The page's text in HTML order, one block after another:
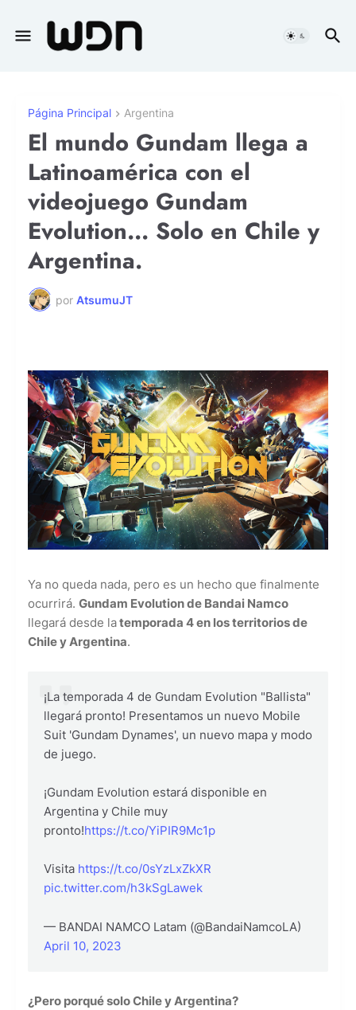
Página Principal Argentina
El mundo Gundam llega a
Latinoamérica con el
videojuego Gundam
Evolution... Solo en Chile y
Argentina.
por AtsumuJT
Ya no queda nada, pero es un hecho que finalmente
ocurrirá. Gundam Evolution de Bandai Namco
llegará desde latemporada 4 en los territorios de
Chile y Argentina.
¡La temporada 4 de Gundam Evolution "Ballista"
llegará pronto! Presentamos un nuevo Mobile
Suit 'Gundam Dynames', un nuevo mapa y modo
de juego.
¡Gundam Evolution estará disponible en
Argentina y Chile muy
pronto!https://t.co/YiPIR9Mc1p
Visita https://t.co/0sYzLxZkXR
pic.twitter.com/h3kSgLawek
— BANDAI NAMCO Latam (@BandaiNamcoLA)
April 10, 2023
¿Pero porqué solo Chile y Argentina?